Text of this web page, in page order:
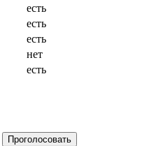
есть
есть
есть
нет
есть
Проголосовать